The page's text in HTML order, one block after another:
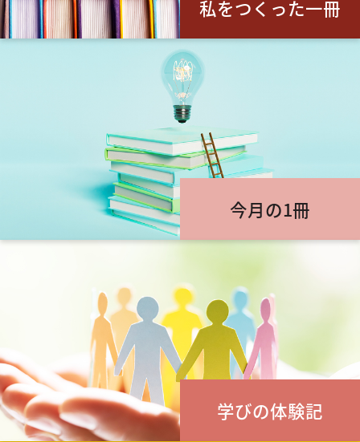
私をつくった一冊
今月の1冊
学びの体験記